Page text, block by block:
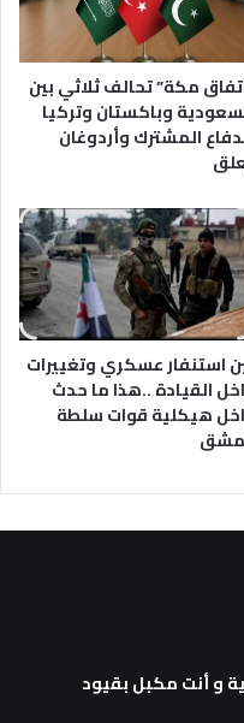
مكة” تحالف ثلاثي بين
وباكستان وتركيا
المشترك وأردوغان
استنفار عسكري وتغييرات
القيادة ..هذا ما حدث
هيكلية قوات سلطة
و أنت مكبل بقيود